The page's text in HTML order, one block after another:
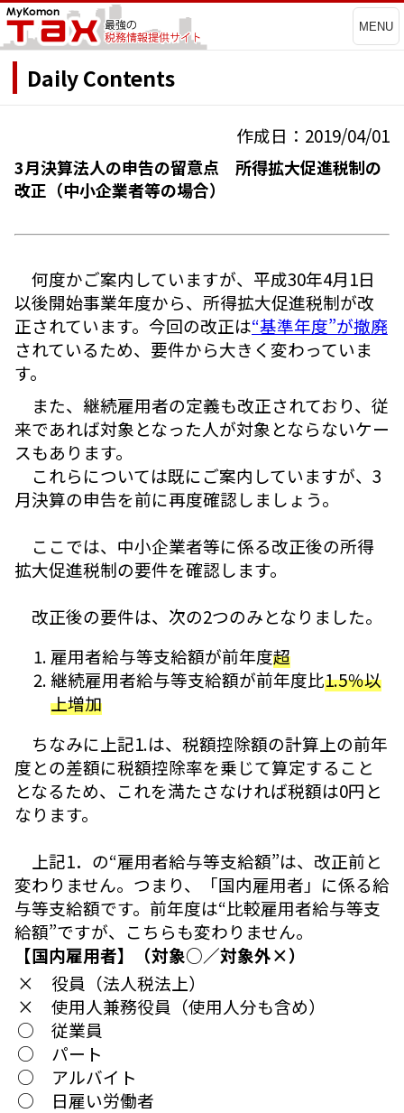
MENU
Daily Contents
作成日：2019/04/01
3月決算法人の申告の留意点 所得拡大促進税制の
改正（中小企業者等の場合）
何度かご案内していますが、平成30年4月1日
以後開始事業年度から、所得拡大促進税制が改
正されています。今回の改正は“基準年度”が撤廃
されているため、要件から大きく変わっていま
す。
また、継続雇用者の定義も改正されており、従
来であれば対象となった人が対象とならないケー
スもあります。
これらについては既にご案内していますが、3
月決算の申告を前に再度確認しましょう。
ここでは、中小企業者等に係る改正後の所得
拡大促進税制の要件を確認します。
改正後の要件は、次の2つのみとなりました。
雇用者給与等支給額が前年度超
継続雇用者給与等支給額が前年度比1.5％以
上増加
ちなみに上記1.は、税額控除額の計算上の前年
度との差額に税額控除率を乗じて算定すること
となるため、これを満たさなければ税額は0円と
なります。
上記1．の“雇用者給与等支給額”は、改正前と
変わりません。つまり、「国内雇用者」に係る給
与等支給額です。前年度は“比較雇用者給与等支
給額”ですが、こちらも変わりません。
【国内雇用者】（対象○／対象外×）
× 役員（法人税法上）
× 使用人兼務役員（使用人分も含め）
○ 従業員
○ パート
○ アルバイト
○ 日雇い労働者